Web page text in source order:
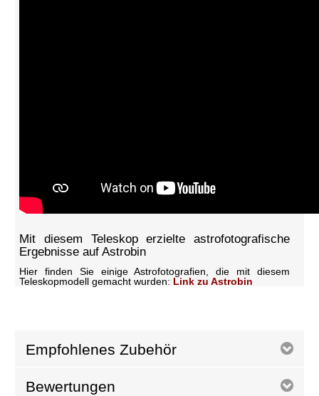
Mit diesem Teleskop erzielte astrofotografische
Ergebnisse auf Astrobin
Hier finden Sie einige Astrofotografien, die mit diesem
Teleskopmodell gemacht wurden: Link zu Astrobin
Empfohlenes Zubehör
Bewertungen